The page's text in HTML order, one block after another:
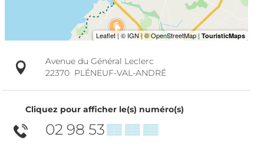
Avenue du Général Leclerc
22370 PLÉNEUF-VAL-ANDRÉ
Cliquez pour afficher le(s) numéro(s)
02 98 53▒▒ ▒▒ ▒▒